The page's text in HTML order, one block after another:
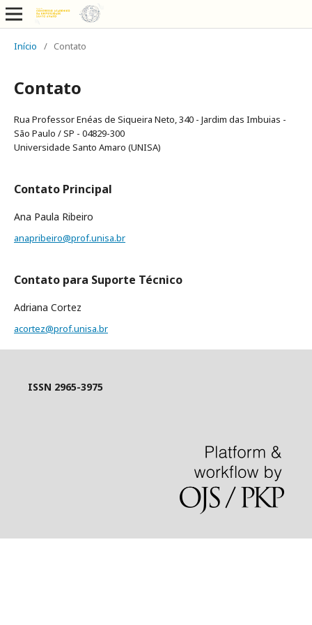
Início / Contato
Contato
Rua Professor Enéas de Siqueira Neto, 340 - Jardim das Imbuias -
São Paulo / SP - 04829-300
Universidade Santo Amaro (UNISA)
Contato Principal
Ana Paula Ribeiro
anapribeiro@prof.unisa.br
Contato para Suporte Técnico
Adriana Cortez
acortez@prof.unisa.br
ISSN 2965-3975